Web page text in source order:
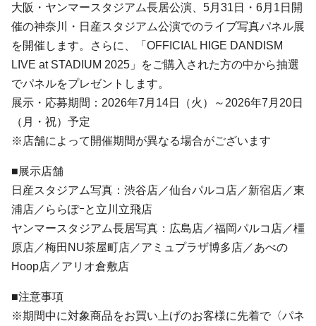
大阪・ヤンマースタジアム長居公演、5月31日・6月1日開
催の神奈川・日産スタジアム公演でのライブ写真パネル展
を開催します。さらに、「OFFICIAL HIGE DANDISM
LIVE at STADIUM 2025」をご購入された方の中から抽選
でパネルをプレゼントします。
展示・応募期間：2026年7月14日（火）～2026年7月20日
（月・祝）予定
※店舗によって開催期間が異なる場合がございます
■展示店舗
日産スタジアム写真：渋谷店／仙台パルコ店／新宿店／東
浦店／ららぽｰと立川立飛店
ヤンマースタジアム長居写真：広島店／福岡パルコ店／橿
原店／梅田NU茶屋町店／アミュプラザ博多店／あべの
Hoop店／アリオ倉敷店
■注意事項
※期間中に対象商品をお買い上げのお客様に先着で〈パネ